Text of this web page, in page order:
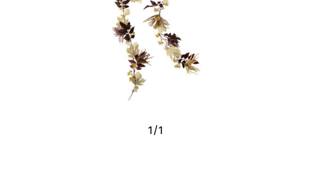
1/1